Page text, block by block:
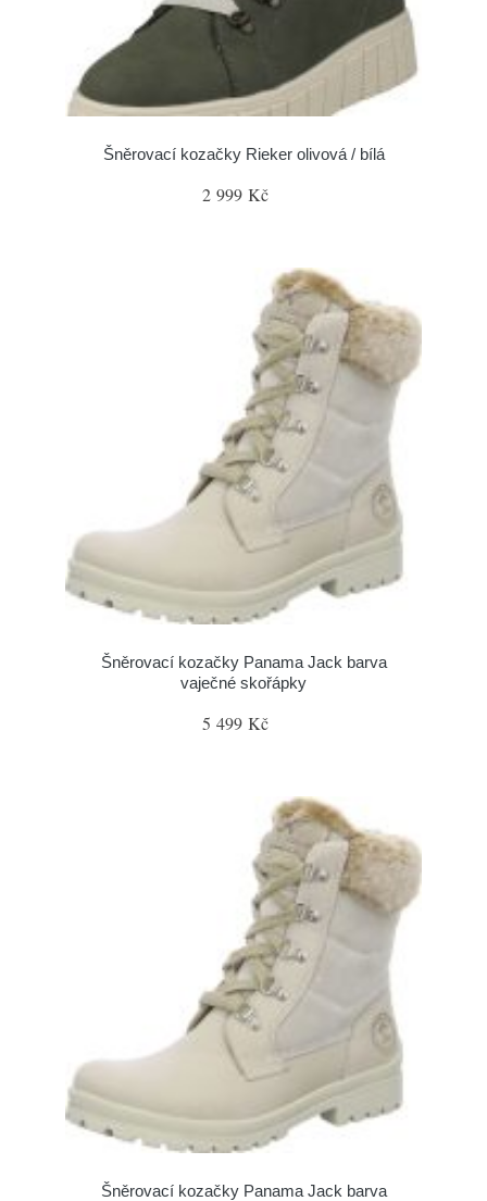
Šněrovací kozačky Rieker olivová / bílá
2 999 Kč
Šněrovací kozačky Panama Jack barva
vaječné skořápky
5 499 Kč
Šněrovací kozačky Panama Jack barva